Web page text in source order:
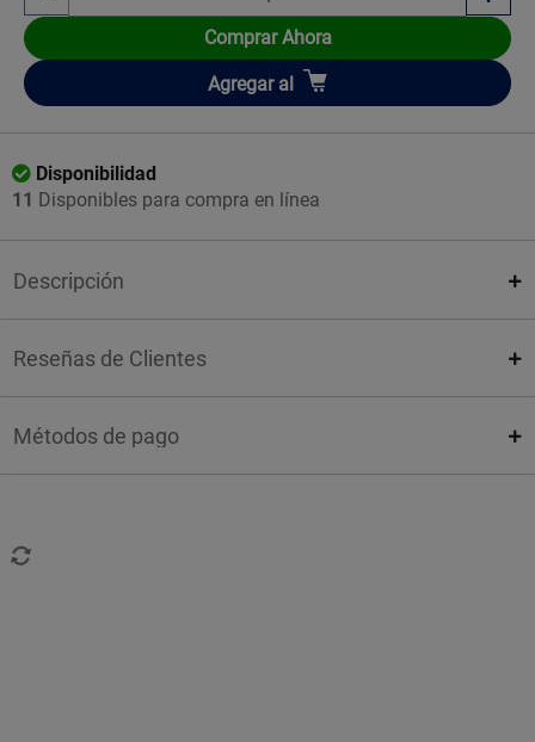
Comprar Ahora
Añadir
Agregar al
Disponibilidad
11 Disponibles para compra en línea
Descripción
Reseñas de Clientes
Métodos de pago